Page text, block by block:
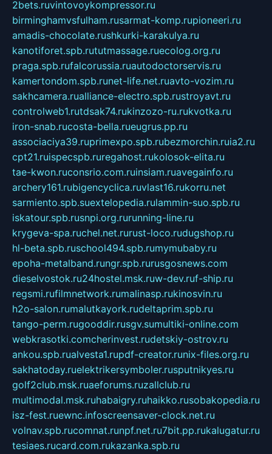
2bets.ruvintovoykompressor.ru
birminghamvsfulham.rusarmat-komp.rupioneeri.ru
amadis-chocolate.rushkurki-karakulya.ru
kanotiforet.spb.rututmassage.ruecolog.org.ru
praga.spb.rufalcorussia.ruautodoctorservis.ru
kamertondom.spb.runet-life.net.ruavto-vozim.ru
sakhcamera.rualliance-electro.spb.rustroyavt.ru
controlweb1.rutdsak74.rukinzozo-ru.rukvotka.ru
iron-snab.rucosta-bella.rueugrus.pp.ru
associaciya39.ruprimexpo.spb.rubezmorchin.ruia2.ru
cpt21.ruispecspb.ruregahost.rukolosok-elita.ru
tae-kwon.ruconsrio.com.ruinsiam.ruavegainfo.ru
archery161.rubigencyclica.ruvlast16.rukorru.net
sarmiento.spb.suextelopedia.rulammin-suo.spb.ru
iskatour.spb.rusnpi.org.rurunning-line.ru
krygeva-spa.ruchel.net.rurust-loco.rudugshop.ru
hl-beta.spb.ruschool494.spb.rumymubaby.ru
epoha-metalband.rungr.spb.rurusgosnews.com
dieselvostok.ru24hostel.msk.ruw-dev.ruf-ship.ru
regsmi.rufilmnetwork.rumalinasp.rukinosvin.ru
h2o-salon.rumalutkayork.rudeltaprim.spb.ru
tango-perm.rugooddir.rusgv.sumultiki-online.com
webkrasotki.comcherinvest.rudetskiy-ostrov.ru
ankou.spb.rualvesta1.rupdf-creator.runix-files.org.ru
sakhatoday.ruelektrikersymboler.rusputnikyes.ru
golf2club.msk.ruaeforums.ruzallclub.ru
multimodal.msk.ruhabaigry.ruhaikko.rusobakopedia.ru
isz-fest.ruewnc.infoscreensaver-clock.net.ru
volnav.spb.rucomnat.runpf.net.ru7bit.pp.rukalugatur.ru
tesiaes.rucard.com.rukazanka.spb.ru